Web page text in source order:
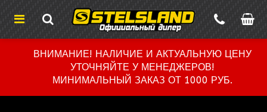
ВНИМАНИЕ! НАЛИЧИЕ И АКТУАЛЬНУЮ ЦЕНУ
УТОЧНЯЙТЕ У МЕНЕДЖЕРОВ!
МИНИМАЛЬНЫЙ ЗАКАЗ ОТ 1000 РУБ.